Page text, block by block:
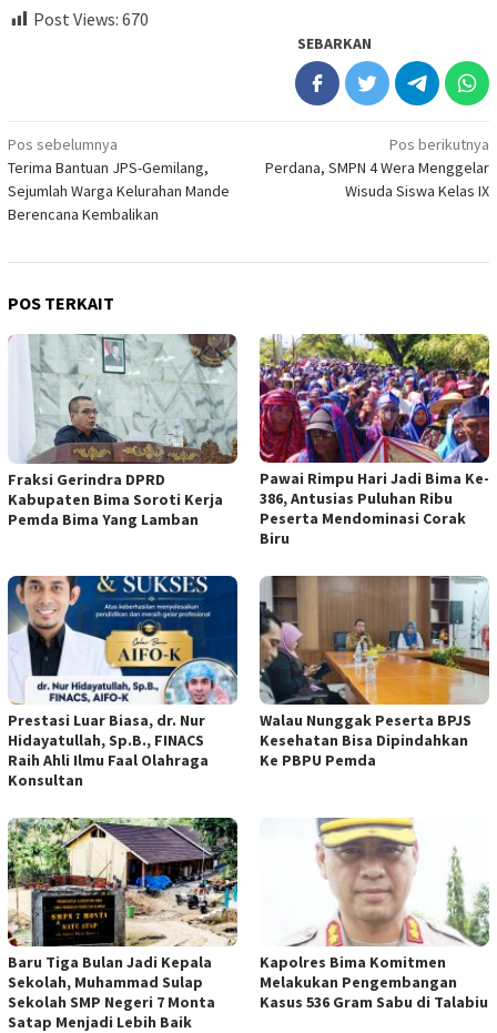
Post Views: 670
SEBARKAN
Navigasi
pos
Pos sebelumnya
Terima Bantuan JPS-Gemilang,
Sejumlah Warga Kelurahan Mande
Berencana Kembalikan
Pos berikutnya
Perdana, SMPN 4 Wera Menggelar
Wisuda Siswa Kelas IX
POS TERKAIT
Fraksi Gerindra DPRD
Kabupaten Bima Soroti Kerja
Pemda Bima Yang Lamban
Pawai Rimpu Hari Jadi Bima Ke-
386, Antusias Puluhan Ribu
Peserta Mendominasi Corak
Biru
Prestasi Luar Biasa, dr. Nur
Hidayatullah, Sp.B., FINACS
Raih Ahli Ilmu Faal Olahraga
Konsultan
Walau Nunggak Peserta BPJS
Kesehatan Bisa Dipindahkan
Ke PBPU Pemda
Baru Tiga Bulan Jadi Kepala
Sekolah, Muhammad Sulap
Sekolah SMP Negeri 7 Monta
Satap Menjadi Lebih Baik
Kapolres Bima Komitmen
Melakukan Pengembangan
Kasus 536 Gram Sabu di Talabiu